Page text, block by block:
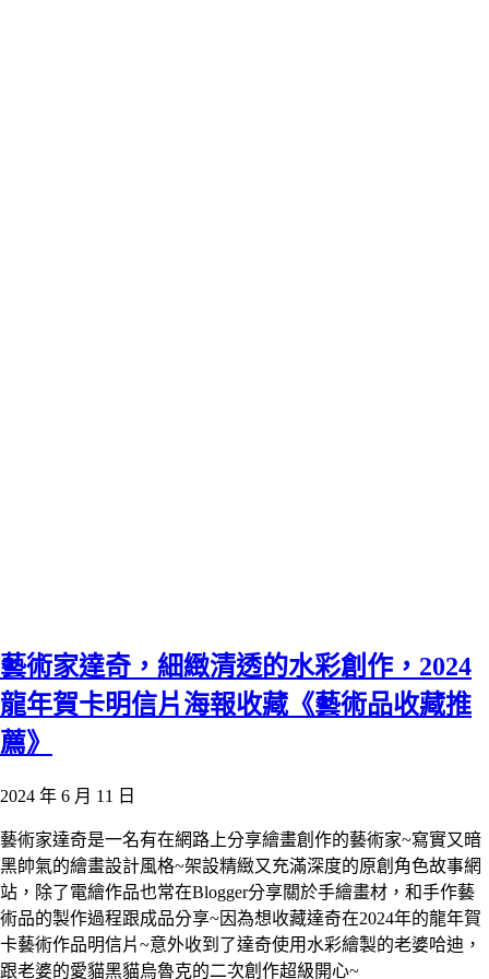
藝術家達奇，細緻清透的水彩創作，2024
龍年賀卡明信片海報收藏《藝術品收藏推
薦》
2024 年 6 月 11 日
藝術家達奇是一名有在網路上分享繪畫創作的藝術家~寫實又暗
黑帥氣的繪畫設計風格~架設精緻又充滿深度的原創角色故事網
站，除了電繪作品也常在Blogger分享關於手繪畫材，和手作藝
術品的製作過程跟成品分享~因為想收藏達奇在2024年的龍年賀
卡藝術作品明信片~意外收到了達奇使用水彩繪製的老婆哈迪，
跟老婆的愛貓黑貓烏魯克的二次創作超級開心~